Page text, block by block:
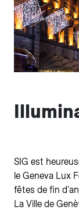
SIG est
le Geneva Lux
fêtes de fin
La Ville de